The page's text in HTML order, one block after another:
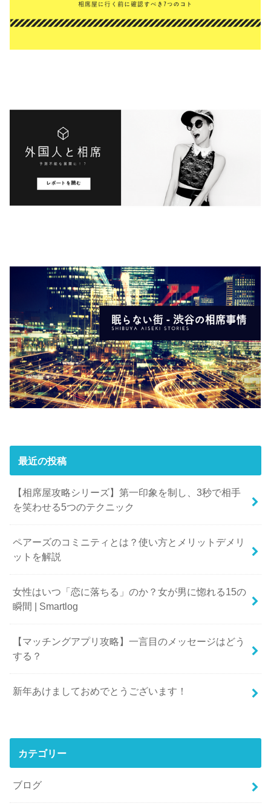
最近の投稿
【相席屋攻略シリーズ】第一印象を制し、3秒で相手
を笑わせる5つのテクニック
ペアーズのコミニティとは？使い方とメリットデメリ
ットを解説
女性はいつ「恋に落ちる」のか？女が男に惚れる15の
瞬間 | Smartlog
【マッチングアプリ攻略】一言目のメッセージはどう
する？
新年あけましておめでとうございます！
カテゴリー
ブログ